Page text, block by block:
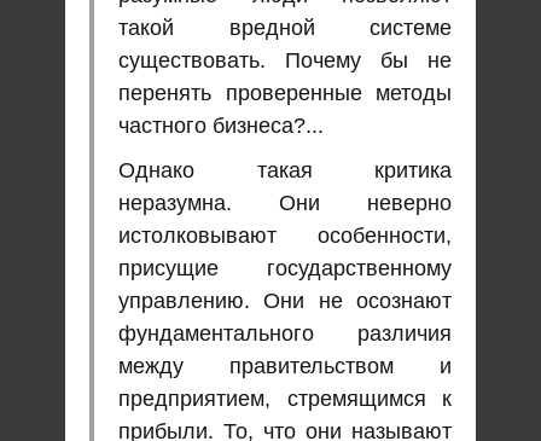
такой вредной системе
существовать. Почему бы не
перенять проверенные методы
частного бизнеса?...
Однако такая критика
неразумна. Они неверно
истолковывают особенности,
присущие государственному
управлению. Они не осознают
фундаментального различия
между правительством и
предприятием, стремящимся к
прибыли. То, что они называют